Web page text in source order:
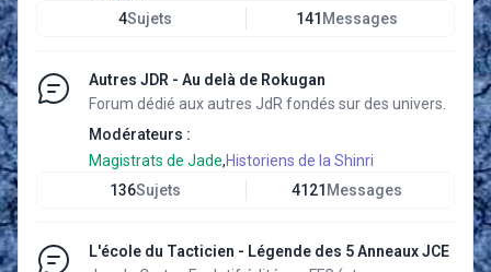
4Sujets 141 Messages
Autres JDR - Au delà de Rokugan
Forum dédié aux autres JdR fondés sur des univers.
Modérateurs :
Magistrats de Jade,Historiens de la Shinri
136Sujets 4121 Messages
L'école du Tacticien - Légende des 5 Anneaux JCE